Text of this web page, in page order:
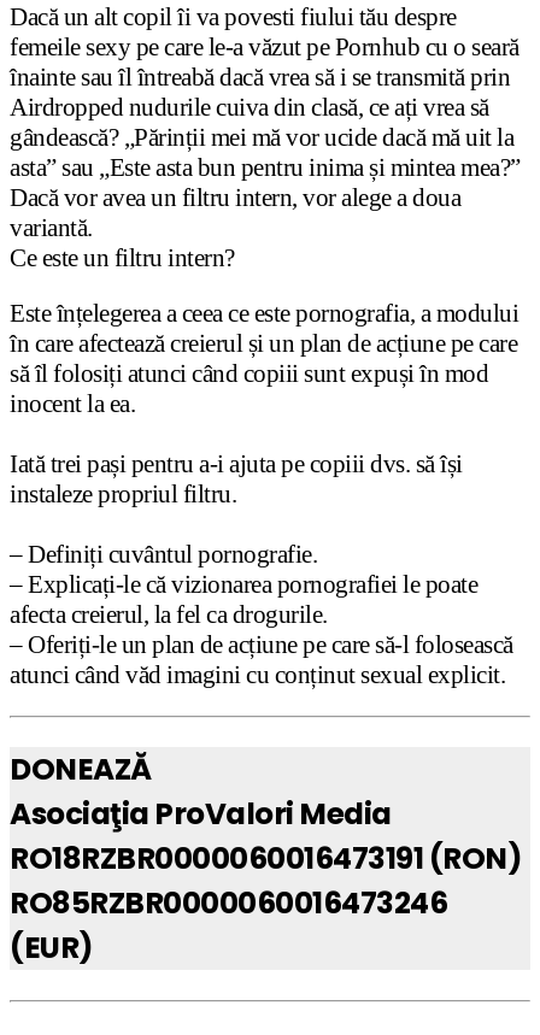
Dacă un alt copil îi va povesti fiului tău despre
femeile sexy pe care le-a văzut pe Pornhub cu o seară
înainte sau îl întreabă dacă vrea să i se transmită prin
Airdropped nudurile cuiva din clasă, ce ați vrea să
gândească? „Părinții mei mă vor ucide dacă mă uit la
asta” sau „Este asta bun pentru inima și mintea mea?”
Dacă vor avea un filtru intern, vor alege a doua
variantă.
Ce este un filtru intern?
Este înțelegerea a ceea ce este pornografia, a modului
în care afectează creierul și un plan de acțiune pe care
să îl folosiți atunci când copiii sunt expuși în mod
inocent la ea.
Iată trei pași pentru a-i ajuta pe copiii dvs. să își
instaleze propriul filtru.
– Definiți cuvântul pornografie.
– Explicați-le că vizionarea pornografiei le poate
afecta creierul, la fel ca drogurile.
– Oferiți-le un plan de acțiune pe care să-l folosească
atunci când văd imagini cu conținut sexual explicit.
DONEAZĂ
Asociaţia ProValori Media
RO18RZBR0000060016473191 (RON)
RO85RZBR0000060016473246
(EUR)